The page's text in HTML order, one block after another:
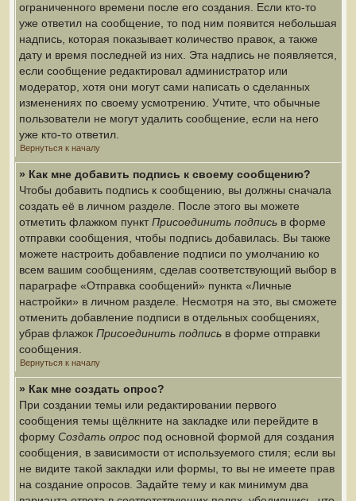
ограниченного времени после его создания. Если кто-то
уже ответил на сообщение, то под ним появится небольшая
надпись, которая показывает количество правок, а также
дату и время последней из них. Эта надпись не появляется,
если сообщение редактировал администратор или
модератор, хотя они могут сами написать о сделанных
изменениях по своему усмотрению. Учтите, что обычные
пользователи не могут удалить сообщение, если на него
уже кто-то ответил.
Вернуться к началу
» Как мне добавить подпись к своему сообщению?
Чтобы добавить подпись к сообщению, вы должны сначала
создать её в личном разделе. После этого вы можете
отметить флажком пунктПрисоединить подпись в форме
отправки сообщения, чтобы подпись добавилась. Вы также
можете настроить добавление подписи по умолчанию ко
всем вашим сообщениям, сделав соответствующий выбор в
параграфе «Отправка сообщений» пункта «Личные
настройки» в личном разделе. Несмотря на это, вы сможете
отменить добавление подписи в отдельных сообщениях,
убрав флажок Присоединить подпись в форме отправки
сообщения.
Вернуться к началу
» Как мне создать опрос?
При создании темы или редактировании первого
сообщения темы щёлкните на закладке или перейдите в
форму Создать опрос под основной формой для создания
сообщения, в зависимости от используемого стиля; если вы
не видите такой закладки или формы, то вы не имеете прав
на создание опросов. Задайте тему и как минимум два